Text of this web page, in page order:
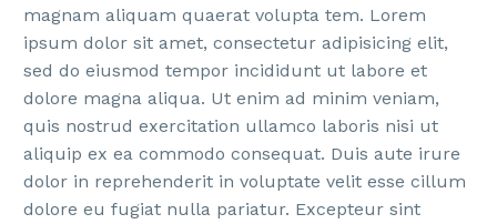
magnam aliquam quaerat volupta tem. Lorem
ipsum dolor sit amet, consectetur adipisicing elit,
sed do eiusmod tempor incididunt ut labore et
dolore magna aliqua. Ut enim ad minim veniam,
quis nostrud exercitation ullamco laboris nisi ut
aliquip ex ea commodo consequat. Duis aute irure
dolor in reprehenderit in voluptate velit esse cillum
dolore eu fugiat nulla pariatur. Excepteur sint